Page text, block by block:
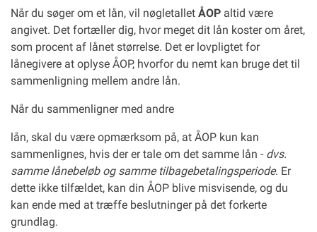
Når du søger om et lån, vil nøgletallet ÅOP altid være
angivet. Det fortæller dig, hvor meget dit lån koster om året,
som procent af lånet størrelse. Det er lovpligtet for
lånegivere at oplyse ÅOP, hvorfor du nemt kan bruge det til
sammenligning mellem andre lån.
Når du sammenligner med andre
lån, skal du være opmærksom på, at ÅOP kun kan
sammenlignes, hvis der er tale om det samme lån - dvs.
samme lånebeløb og samme tilbagebetalingsperiode. Er
dette ikke tilfældet, kan din ÅOP blive misvisende, og du
kan ende med at træffe beslutninger på det forkerte
grundlag.